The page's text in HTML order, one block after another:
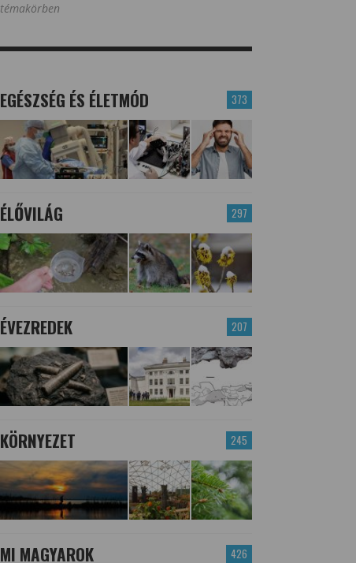
témakörben
373
EGÉSZSÉG ÉS ÉLETMÓD
297
ÉLŐVILÁG
207
ÉVEZREDEK
245
KÖRNYEZET
426
MI MAGYAROK